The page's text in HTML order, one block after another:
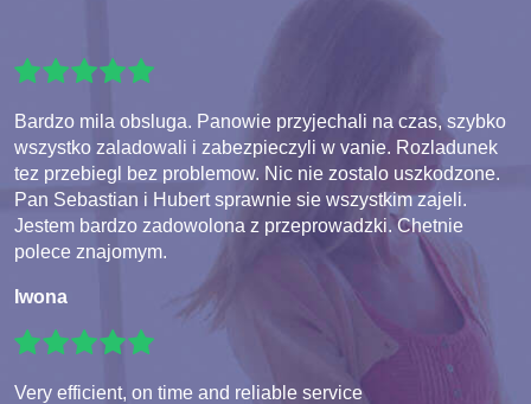
Bardzo mila obsluga. Panowie przyjechali na czas, szybko
wszystko zaladowali i zabezpieczyli w vanie. Rozladunek
tez przebiegl bez problemow. Nic nie zostalo uszkodzone.
Pan Sebastian i Hubert sprawnie sie wszystkim zajeli.
Jestem bardzo zadowolona z przeprowadzki. Chetnie
polece znajomym.
Iwona
Very efficient, on time and reliable service